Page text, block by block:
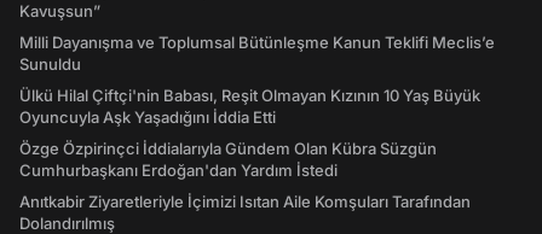
Kavuşsun”
Milli Dayanışma ve Toplumsal Bütünleşme Kanun Teklifi Meclis’e
Sunuldu
Ülkü Hilal Çiftçi'nin Babası, Reşit Olmayan Kızının 10 Yaş Büyük
Oyuncuyla Aşk Yaşadığını İddia Etti
Özge Özpirinçci İddialarıyla Gündem Olan Kübra Süzgün
Cumhurbaşkanı Erdoğan'dan Yardım İstedi
Anıtkabir Ziyaretleriyle İçimizi Isıtan Aile Komşuları Tarafından
Dolandırılmış